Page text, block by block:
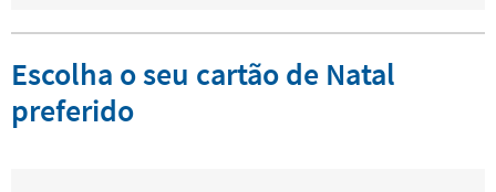
Escolha o seu cartão de Natal
preferido